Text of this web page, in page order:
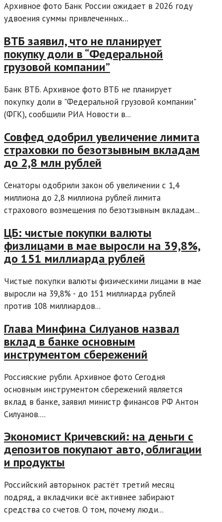
Архивное фото Банк России ожидает в 2026 году
удвоения суммы привлеченных...
ВТБ заявил, что не планирует
покупку доли в “Федеральной
грузовой компании”
Банк ВТБ. Архивное фото ВТБ не планирует
покупку доли в "Федеральной грузовой компании"
(ФГК), сообщили РИА Новости в...
Совфед одобрил увеличение лимита
страховки по безотзывным вкладам
до 2,8 млн рублей
Сенаторы одобрили закон об увеличении с 1,4
миллиона до 2,8 миллиона рублей лимита
страхового возмещения по безотзывным вкладам...
ЦБ: чистые покупки валюты
физлицами в мае выросли на 39,8%,
до 151 миллиарда рублей
Чистые покупки валюты физическими лицами в мае
выросли на 39,8% - до 151 миллиарда рублей
против 108 миллиардов...
Глава Минфина Силуанов назвал
вклад в банке основным
инструментом сбережений
Россияские рубли. Архивное фото Сегодня
основным инструментом сбережений является
вклад в банке, заявил министр финансов РФ Антон
Силуанов....
Экономист Кричевский: на деньги с
депозитов покупают авто, облигации
и продукты
Российский авторынок растёт третий месяц
подряд, а вкладчики всё активнее забирают
средства со счетов. О том, почему люди...